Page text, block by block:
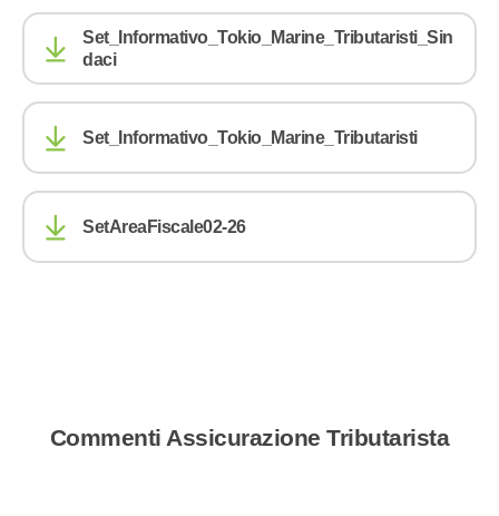
Set_Informativo_Tokio_Marine_Tributaristi_Sin
daci
Set_Informativo_Tokio_Marine_Tributaristi
SetAreaFiscale02-26
Commenti Assicurazione Tributarista